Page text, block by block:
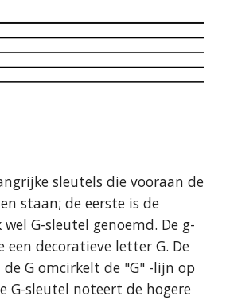
sleutels die vooraan de
staan; de eerste is de
G-sleutel genoemd. De g-
decoratieve letter G. De
G omcirkelt de "G" -lijn op
G-sleutel noteert de hogere